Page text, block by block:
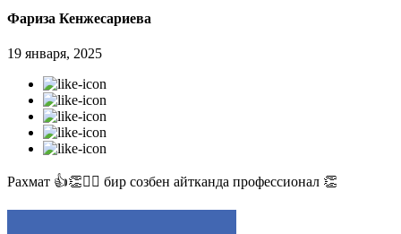
Фариза Кенжесариева
19 января, 2025
Рахмат 👍👏✊🏻 бир созбен айтканда профессионал 👏